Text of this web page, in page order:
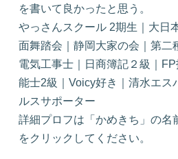
を書いて良かったと思う。
やっさんスクール 2期生｜大日
面舞踏会｜静岡大家の会｜第二
電気工事士｜日商簿記２級｜
能士2級｜Voicy好き｜清水エス
ルスサポーター
詳細プロフは「かめきち」の名
をクリックしてください。